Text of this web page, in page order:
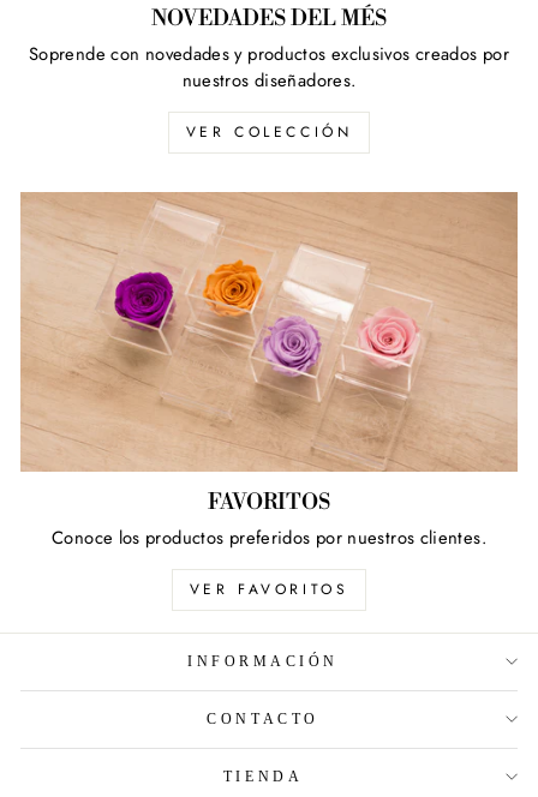
NOVEDADES DEL MÉS
Soprende con novedades y productos exclusivos creados por
nuestros diseñadores.
VER COLECCIÓN
FAVORITOS
Conoce los productos preferidos por nuestros clientes.
VER FAVORITOS
INFORMACIÓN
CONTACTO
TIENDA